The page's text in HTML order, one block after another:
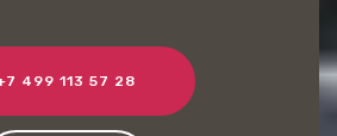
499 113 57 28